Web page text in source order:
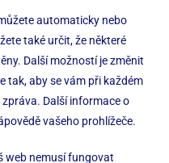
automaticky nebo
také určit, že některé
Další možností je změnit
tak, aby se vám při každém
Další informace o
vašeho prohlížeče.
web nemusí fungovat